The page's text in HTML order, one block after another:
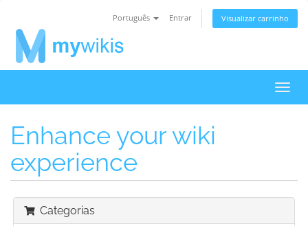
Português Entrar Visualizar carrinho
Enhance your wiki
experience
Categorias